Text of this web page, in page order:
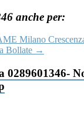
anche per:
Milano
Bollate →
0289601346-